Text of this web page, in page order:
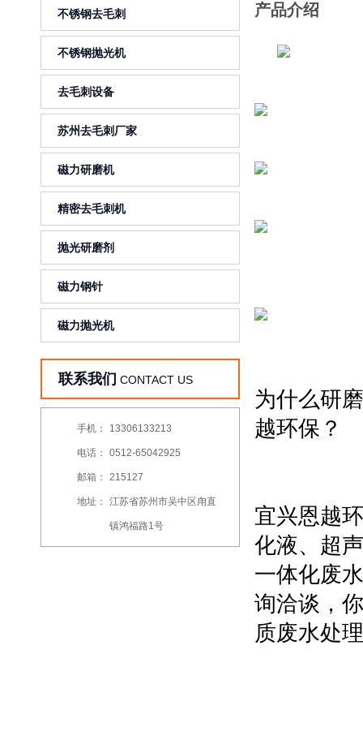
不锈钢去毛刺
不锈钢抛光机
去毛刺设备
苏州去毛刺厂家
磁力研磨机
精密去毛刺机
抛光研磨剂
磁力钢针
磁力抛光机
联系我们 CONTACT US
手机： 13306133213
电话： 0512-65042925
邮箱： 215127
地址： 江苏省苏州市吴中区甪直
镇鸿福路1号
产品介绍
为什么研
宜兴恩越
化液、超
一体化废
询洽谈，